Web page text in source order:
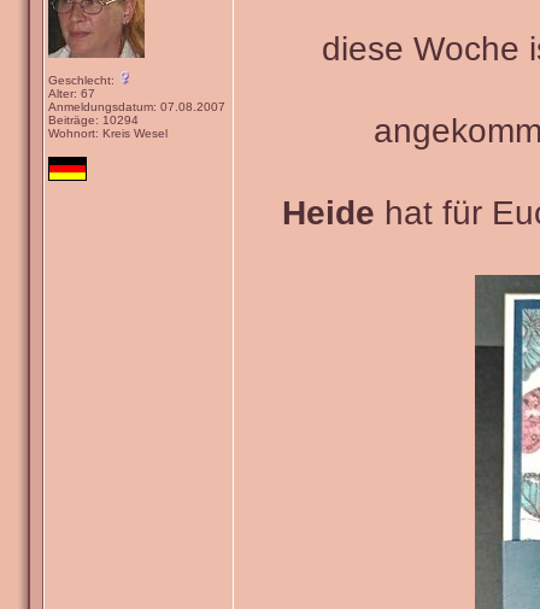
Geschlecht:
Alter: 67
Anmeldungsdatum: 07.08.2007
Beiträge: 10294
Wohnort: Kreis Wesel
diese Woche
Heide hat für